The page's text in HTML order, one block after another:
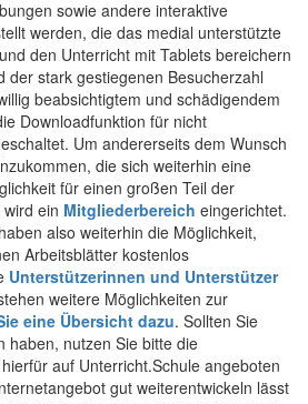
sowie andere interaktive
werden, die das medial unterstützte
den Unterricht mit Tablets bereichern
der stark gestiegenen Besucherzahl
beabsichtigtem und schädigendem
Downloadfunktion für nicht
Um andererseits dem Wunsch
die sich weiterhin eine
für einen großen Teil der
ein Mitgliederbereich eingerichtet.
also weiterhin die Möglichkeit,
Arbeitsblätter kostenlos
Unterstützerinnen und Unterstützer
weitere Möglichkeiten zur
eine Übersicht dazu. Sollten Sie
haben, nutzen Sie bitte die
auf Unterricht.Schule angeboten
gut weiterentwickeln lässt